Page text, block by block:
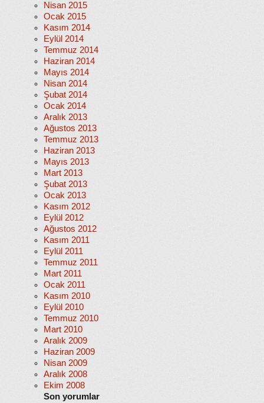
Nisan 2015
Ocak 2015
Kasım 2014
Eylül 2014
Temmuz 2014
Haziran 2014
Mayıs 2014
Nisan 2014
Şubat 2014
Ocak 2014
Aralık 2013
Ağustos 2013
Temmuz 2013
Haziran 2013
Mayıs 2013
Mart 2013
Şubat 2013
Ocak 2013
Kasım 2012
Eylül 2012
Ağustos 2012
Kasım 2011
Eylül 2011
Temmuz 2011
Mart 2011
Ocak 2011
Kasım 2010
Eylül 2010
Temmuz 2010
Mart 2010
Aralık 2009
Haziran 2009
Nisan 2009
Aralık 2008
Ekim 2008
Son yorumlar